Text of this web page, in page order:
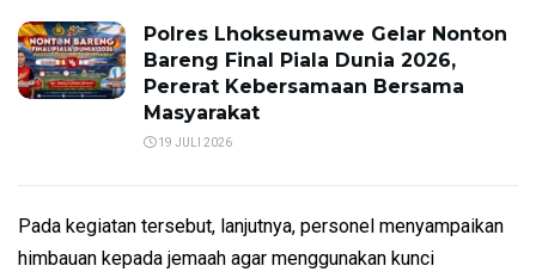
Polres Lhokseumawe Gelar Nonton
Bareng Final Piala Dunia 2026,
Pererat Kebersamaan Bersama
Masyarakat
19 JULI 2026
Pada kegiatan tersebut, lanjutnya, personel menyampaikan
himbauan kepada jemaah agar menggunakan kunci